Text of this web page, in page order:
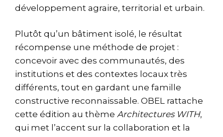
développement agraire, territorial et urbain.
Plutôt qu’un bâtiment isolé, le résultat
récompense une méthode de projet :
concevoir avec des communautés, des
institutions et des contextes locaux très
différents, tout en gardant une famille
constructive reconnaissable. OBEL rattache
cette édition au thème Architectures WITH,
qui met l’accent sur la collaboration et la